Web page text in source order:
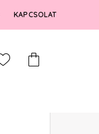
KAPCSOLAT